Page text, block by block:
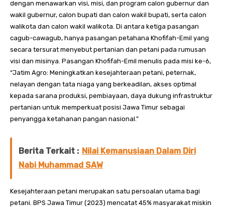
dengan menawarkan visi, misi, dan program calon gubernur dan
wakil gubernur, calon bupati dan calon wakil bupati, serta calon
walikota dan calon wakil walikota. Di antara ketiga pasangan
cagub-cawagub, hanya pasangan petahana Khofifah-Emil yang
secara tersurat menyebut pertanian dan petani pada rumusan
visi dan misinya. Pasangan Khofifah-Emil menulis pada misi ke-6,
“Jatim Agro: Meningkatkan kesejahteraan petani, peternak,
nelayan dengan tata niaga yang berkeadilan, akses optimal
kepada sarana produksi, pembiayaan, daya dukung infrastruktur
pertanian untuk memperkuat posisi Jawa Timur sebagai
penyangga ketahanan pangan nasional.”
Berita Terkait : Nilai Kemanusiaan Dalam Diri
Nabi Muhammad SAW
Kesejahteraan petani merupakan satu persoalan utama bagi
petani. BPS Jawa Timur (2023) mencatat 45% masyarakat miskin